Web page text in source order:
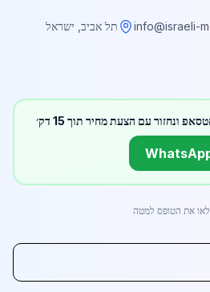
info@israeli- תל אביב, ישראל
ונחזור עם הצעת מחיר תוך 15 דק׳
את הטופס למטה